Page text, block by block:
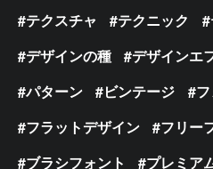
テクスチャ
テクニック
デザインの種
デザインエ
パターン
ビンテージ
フ
フラットデザイン
フリー
ブラシフォント
プレミア